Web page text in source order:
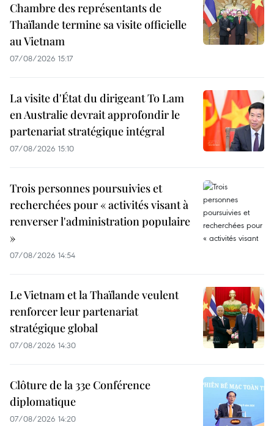
Chambre des représentants de
Thaïlande termine sa visite officielle
au Vietnam
07/08/2026 15:17
La visite d'État du dirigeant To Lam
en Australie devrait approfondir le
partenariat stratégique intégral
07/08/2026 15:10
Trois personnes poursuivies et
recherchées pour « activités visant à
renverser l'administration populaire
»
07/08/2026 14:54
Le Vietnam et la Thaïlande veulent
renforcer leur partenariat
stratégique global
07/08/2026 14:30
Clôture de la 33e Conférence
diplomatique
07/08/2026 14:20